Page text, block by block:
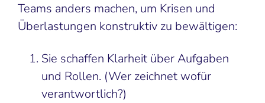
Teams anders machen, um Krisen und
Überlastungen konstruktiv zu bewältigen:
Sie schaffen Klarheit über Aufgaben
und Rollen. (Wer zeichnet wofür
verantwortlich?)